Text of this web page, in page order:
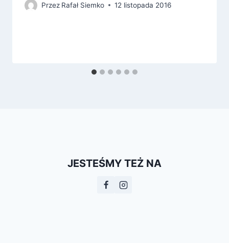
Przez Rafał Siemko 12 listopada 2016
JESTEŚMY TEŻ NA